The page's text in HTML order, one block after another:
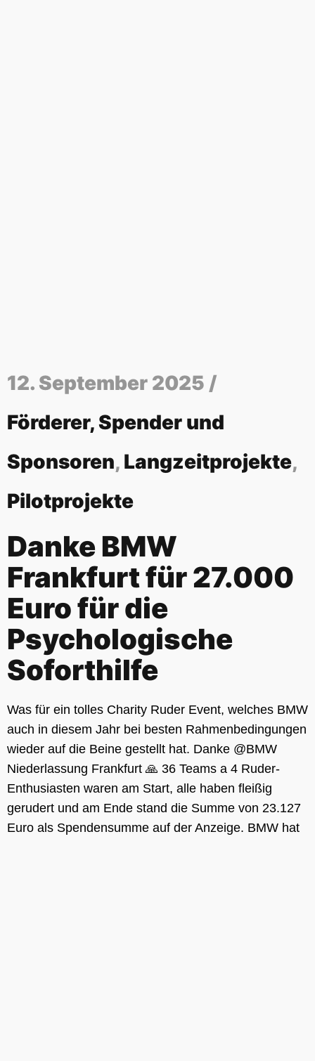
12. September 2025 /
Förderer, Spender und
Sponsoren, Langzeitprojekte,
Pilotprojekte
Danke BMW
Frankfurt für 27.000
Euro für die
Psychologische
Soforthilfe
Was für ein tolles Charity Ruder Event, welches BMW
auch in diesem Jahr bei besten Rahmenbedingungen
wieder auf die Beine gestellt hat. Danke @BMW
Niederlassung Frankfurt 🙏 36 Teams a 4 Ruder-
Enthusiasten waren am Start, alle haben fleißig
gerudert und am Ende stand die Summe von 23.127
Euro als Spendensumme auf der Anzeige. BMW hat